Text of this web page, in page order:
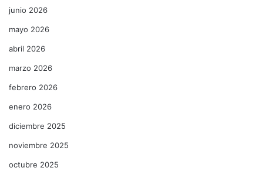
junio 2026
mayo 2026
abril 2026
marzo 2026
febrero 2026
enero 2026
diciembre 2025
noviembre 2025
octubre 2025